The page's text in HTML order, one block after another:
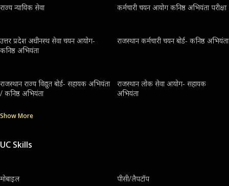
राज्य न्यायिक सेवा कर्मचारी चयन आयोग कनिष्ठ अभियंता परीक्षा
उत्तर प्रदेश अधीनस्थ सेवा चयन आयोग-
कनिष्ठ अभियंता
राजस्थान कर्मचारी चयन बोर्ड- कनिष्ठ अभियंता
राजस्थान राज्य विद्युत बोर्ड- सहायक अभियंता
/ कनिष्ठ अभियंता
राजस्थान लोक सेवा आयोग- सहायक
अभियंता
Show More
UC Skills
मोबाइल पीसी/लैपटॉप